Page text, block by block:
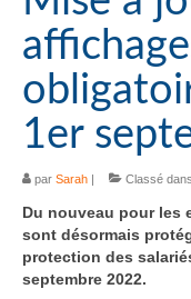
Accéder à Signals
1er
par Sarah | Classé
Du nouveau pour les
sont désormais
protection des
septembre 2022.